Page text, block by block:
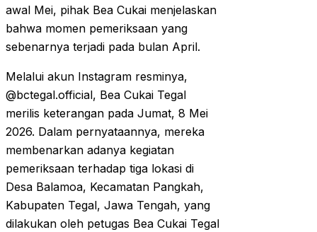
awal Mei, pihak Bea Cukai menjelaskan
bahwa momen pemeriksaan yang
sebenarnya terjadi pada bulan April.
Melalui akun Instagram resminya,
@bctegal.official, Bea Cukai Tegal
merilis keterangan pada Jumat, 8 Mei
2026. Dalam pernyataannya, mereka
membenarkan adanya kegiatan
pemeriksaan terhadap tiga lokasi di
Desa Balamoa, Kecamatan Pangkah,
Kabupaten Tegal, Jawa Tengah, yang
dilakukan oleh petugas Bea Cukai Tegal